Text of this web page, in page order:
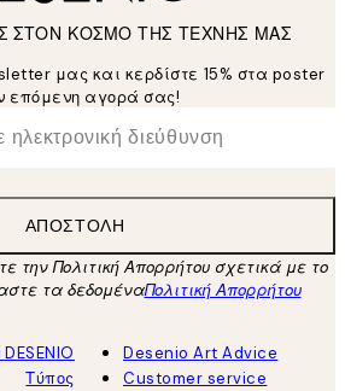
ΣΤΟΝ ΚΟΣΜΟ ΤΗΣ ΤΕΧΝΗΣ ΜΑΣ
μας και κερδίστε 15% στα poster
επόμενη αγορά σας!
ΑΠΟΣΤΟΛΉ
την Πολιτική Απορρήτου σχετικά με το
τα δεδομέναΠολιτική Απορρήτου
Τύπος
Desenio Art Advice
Customer service